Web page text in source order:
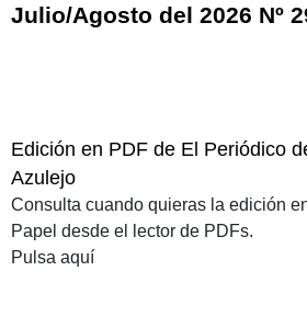
Julio/Agosto del 2026 Nº
Edición en PDF de El Periódico
Azulejo
Consulta cuando quieras la edición
Papel desde el lector de PDFs.
Pulsa aquí